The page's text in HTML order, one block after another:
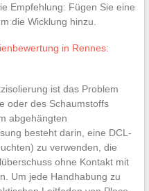
Empfehlung: Fügen Sie eine
die Wicklung hinzu.
in Rennes:
ist das Problem
oder des Schaumstoffs
abgehängten
besteht darin, eine DCL-
zu verwenden, die
ohne Kontakt mit
Um jede Handhabung zu